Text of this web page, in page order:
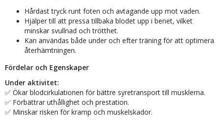
Hårdast tryck runt foten och avtagande upp mot vaden.
Hjälper till att pressa tillbaka blodet upp i benet, vilket
minskar svullnad och trötthet.
Kan användas både under och efter träning för att optimera
återhämtningen.
Fördelar och Egenskaper
Under aktivitet:
✅ Ökar blodcirkulationen för bättre syretransport till musklerna.
✅ Förbättrar uthållighet och prestation.
✅ Minskar risken för kramp och muskelskador.